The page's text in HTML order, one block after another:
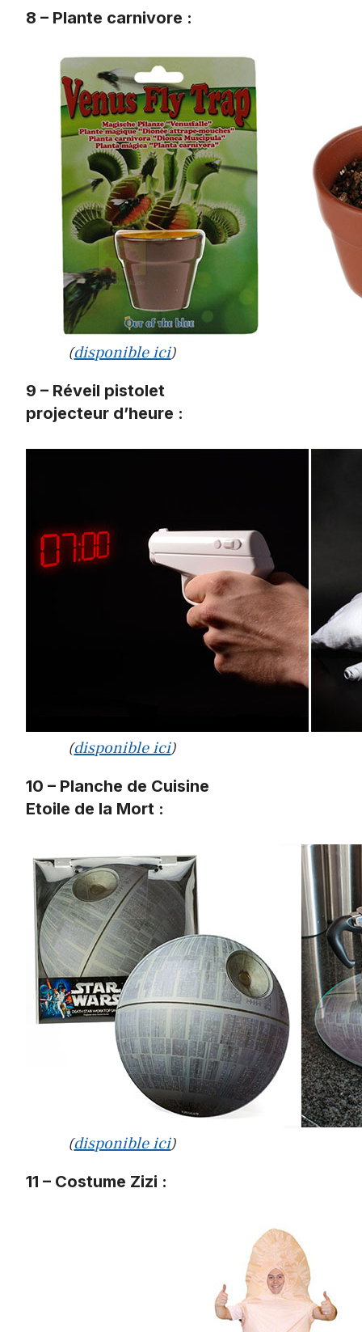
8 – Plante carnivore :
(disponible ici)
9 – Réveil pistolet
projecteur d’heure :
(disponible ici)
10 – Planche de Cuisine
Etoile de la Mort :
(disponible ici)
11 – Costume Zizi :